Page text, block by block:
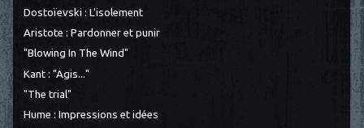
Dostoïevski : L'isolement
Aristote : Pardonner et punir
"Blowing In The Wind"
Kant : "Agis..."
"The trial"
Hume : Impressions et idées